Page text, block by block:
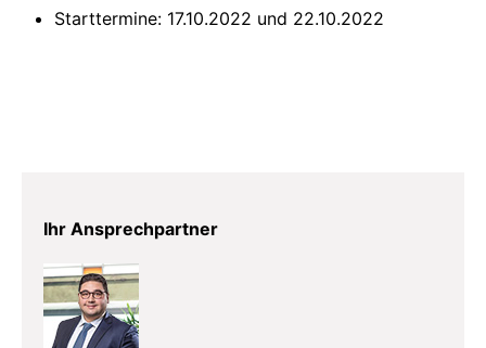
Starttermine: 17.10.2022 und 22.10.2022
Ihr Ansprechpartner